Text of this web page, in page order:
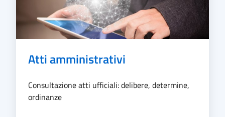
Atti amministrativi
Consultazione atti ufficiali: delibere, determine,
ordinanze